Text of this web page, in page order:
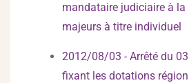
mandataire judiciaire à la
majeurs à titre individuel
2012/08/03 - Arrêté du
fixant les dotations